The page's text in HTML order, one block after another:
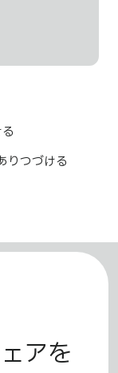
りつづける
アを